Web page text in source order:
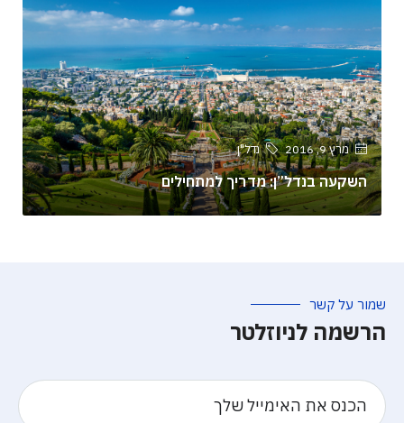
מרץ 9, 2016 נדל"ן
השקעה בנדל”ן: מדריך למתחילים
שמור על קשר
הרשמה לניוזלטר